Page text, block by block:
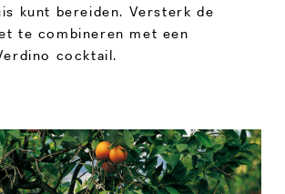
kunt bereiden. Versterk de
te combineren met een
cocktail.